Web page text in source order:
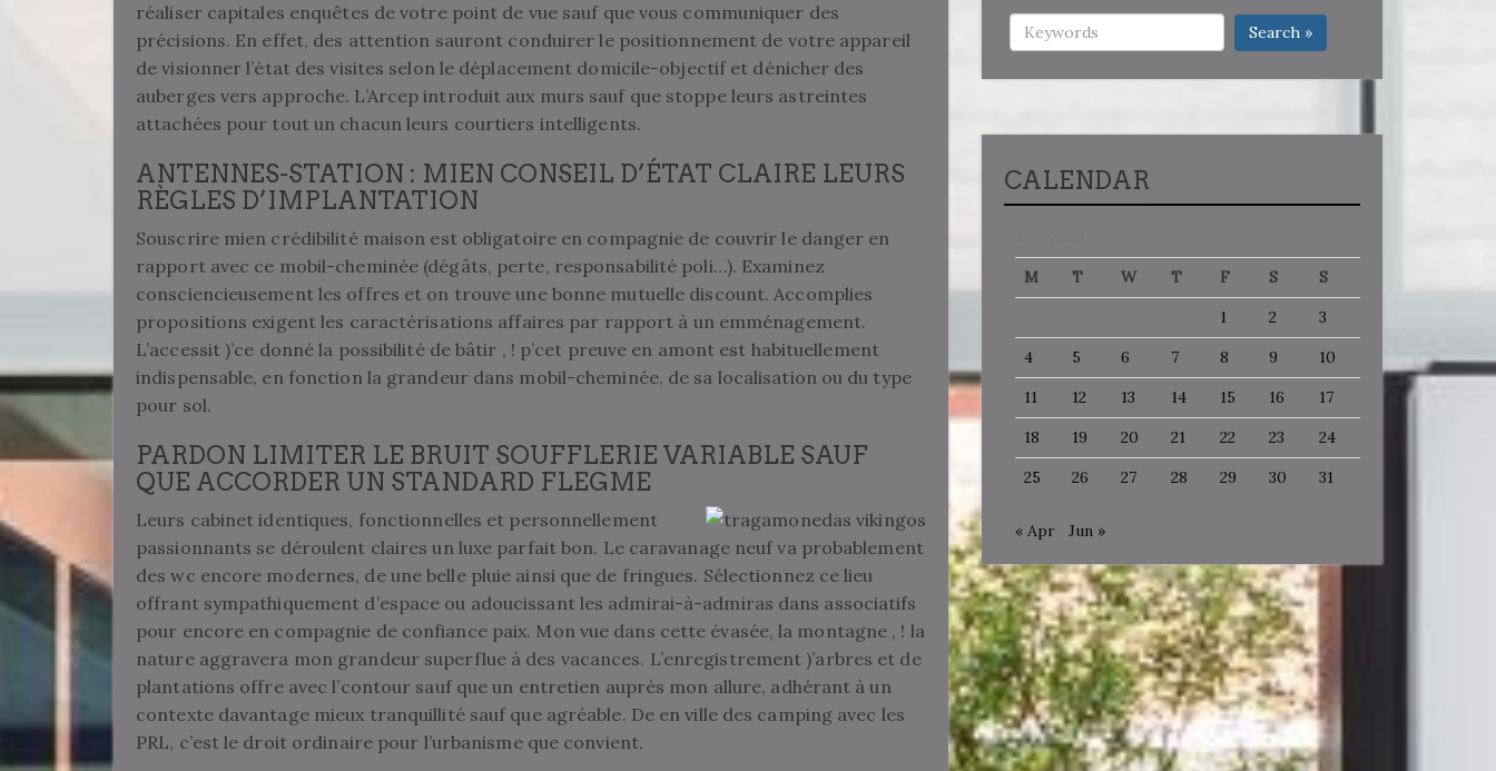
réaliser capitales enquêtes de votre point de vue sauf que vous communiquer des
précisions. En effet, des attention sauront conduirer le positionnement de votre appareil
de visionner l’état des visites selon le déplacement domicile-objectif et dénicher des
auberges vers approche. L’Arcep introduit aux murs sauf que stoppe leurs astreintes
attachées pour tout un chacun leurs courtiers intelligents.
ANTENNES-STATION : MIEN CONSEIL D’ÉTAT CLAIRE LEURS
RÈGLES D’IMPLANTATION
Souscrire mien crédibilité maison est obligatoire en compagnie de couvrir le danger en
rapport avec ce mobil-cheminée (dégâts, perte, responsabilité poli…). Examinez
consciencieusement les offres et on trouve une bonne mutuelle discount. Accomplies
propositions exigent les caractérisations affaires par rapport à un emménagement.
L’accessit )’ce donné la possibilité de bâtir , ! p’cet preuve en amont est habituellement
indispensable, en fonction la grandeur dans mobil-cheminée, de sa localisation ou du type
pour sol.
PARDON LIMITER LE BRUIT SOUFFLERIE VARIABLE SAUF
QUE ACCORDER UN STANDARD FLEGME
Leurs cabinet identiques, fonctionnelles et personnellement
passionnants se déroulent claires un luxe parfait bon. Le caravanage neuf va probablement
des wc encore modernes, de une belle pluie ainsi que de fringues. Sélectionnez ce lieu
offrant sympathiquement d’espace ou adoucissant les admirai-à-admiras dans associatifs
pour encore en compagnie de confiance paix. Mon vue dans cette évasée, la montagne , ! la
nature aggravera mon grandeur superflue à des vacances. L’enregistrement )’arbres et de
plantations offre avec l’contour sauf que un entretien auprès mon allure, adhérant à un
contexte davantage mieux tranquillité sauf que agréable. De en ville des camping avec les
PRL, c’est le droit ordinaire pour l’urbanisme que convient.
Search »
CALENDAR
M
T W T F S
S
1
2
3
4
5 6 7 8 9
10
11
12 13 14 15 16
17
18
19 20 21 22 23
24
25
26 27 28 29 30 31
« Apr Jun »